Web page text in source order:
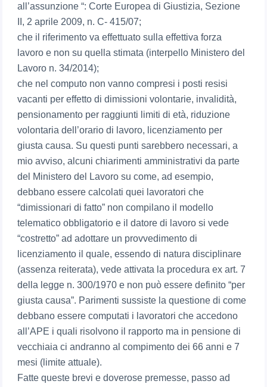
all’assunzione “: Corte Europea di Giustizia, Sezione
II, 2 aprile 2009, n. C- 415/07;
che il riferimento va effettuato sulla effettiva forza
lavoro e non su quella stimata (interpello Ministero del
Lavoro n. 34/2014);
che nel computo non vanno compresi i posti resisi
vacanti per effetto di dimissioni volontarie, invalidità,
pensionamento per raggiunti limiti di età, riduzione
volontaria dell’orario di lavoro, licenziamento per
giusta causa. Su questi punti sarebbero necessari, a
mio avviso, alcuni chiarimenti amministrativi da parte
del Ministero del Lavoro su come, ad esempio,
debbano essere calcolati quei lavoratori che
“dimissionari di fatto” non compilano il modello
telematico obbligatorio e il datore di lavoro si vede
“costretto” ad adottare un provvedimento di
licenziamento il quale, essendo di natura disciplinare
(assenza reiterata), vede attivata la procedura ex art. 7
della legge n. 300/1970 e non può essere definito “per
giusta causa”. Parimenti sussiste la questione di come
debbano essere computati i lavoratori che accedono
all’APE i quali risolvono il rapporto ma in pensione di
vecchiaia ci andranno al compimento dei 66 anni e 7
mesi (limite attuale).
Fatte queste brevi e doverose premesse, passo ad